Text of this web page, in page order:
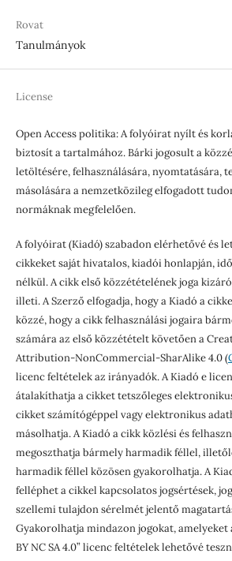
Rovat
Tanulmányok
License
Open Access politika: A folyóirat nyílt és
biztosít a tartalmához. Bárki jogosult a
letöltésére, felhasználására, nyomtatására,
másolására a nemzetközileg elfogadott
normáknak megfelelően.
A folyóirat (Kiadó) szabadon elérhetővé és
cikkeket saját hivatalos, kiadói honlapján,
nélkül. A cikk első közzétételének joga
illeti. A Szerző elfogadja, hogy a Kiadó a
közzé, hogy a cikk felhasználási jogaira
számára az első közzétételt követően a
Attribution-NonCommercial-SharAlike 4.0 (
licenc feltételek az irányadók. A Kiadó e
átalakíthatja a cikket tetszőleges
cikket számítógéppel vagy elektronikus
másolhatja. A Kiadó a cikk közlési és
megoszthatja bármely harmadik féllel,
harmadik féllel közösen gyakorolhatja. A
felléphet a cikkel kapcsolatos jogsértések,
szellemi tulajdon sérelmét jelentő
Gyakorolhatja mindazon jogokat, amelyeket
BY NC SA 4.0” licenc feltételek lehetővé